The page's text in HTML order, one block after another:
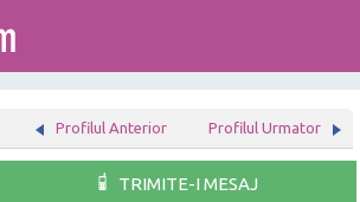
Profilul Urmator
Profilul Anterior
TRIMITE-I MESAJ